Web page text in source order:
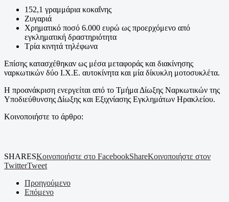
152,1 γραμμάρια κοκαΐνης
Ζυγαριά
Χρηματικό ποσό 6.000 ευρώ ως προερχόμενο από
εγκληματική δραστηριότητα
Τρία κινητά τηλέφωνα
Επίσης κατασχέθηκαν ως μέσα μεταφοράς και διακίνησης
ναρκωτικών δύο Ι.Χ.Ε. αυτοκίνητα και μία δίκυκλη μοτοσυκλέτα.
Η προανάκριση ενεργείται από το Τμήμα Δίωξης Ναρκωτικών της
Υποδιεύθυνσης Δίωξης και Εξιχνίασης Εγκλημάτων Ηρακλείου.
Κοινοποιήστε το άρθρο:
SHARESΚοινοποιήστε στο FacebookShareΚοινοποιήστε στον
TwitterTweet
Προηγούμενο
Επόμενο